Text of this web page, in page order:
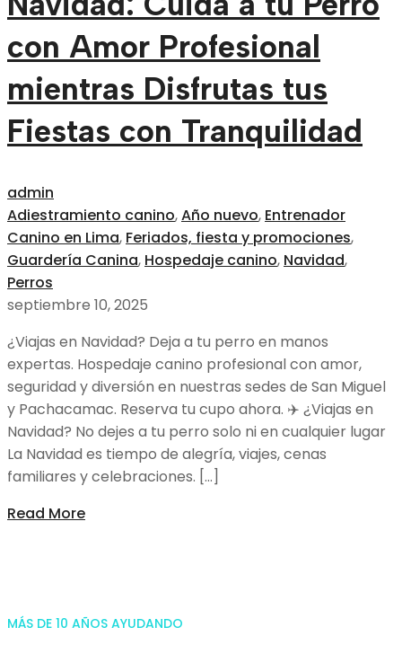
con Amor Profesional
mientras Disfrutas tus
Fiestas con Tranquilidad
admin
Adiestramiento canino,Año nuevo, Entrenador
Canino en Lima, Feriados, fiesta y promociones,
Guardería Canina, Hospedaje canino, Navidad,
Perros
septiembre 10, 2025
¿Viajas en Navidad? Deja a tu perro en manos
expertas. Hospedaje canino profesional con amor,
seguridad y diversión en nuestras sedes de San Miguel
y Pachacamac. Reserva tu cupo ahora. ✈️ ¿Viajas en
Navidad? No dejes a tu perro solo ni en cualquier lugar
La Navidad es tiempo de alegría, viajes, cenas
familiares y celebraciones. […]
Read More
MÁS DE 10 AÑOS AYUDANDO